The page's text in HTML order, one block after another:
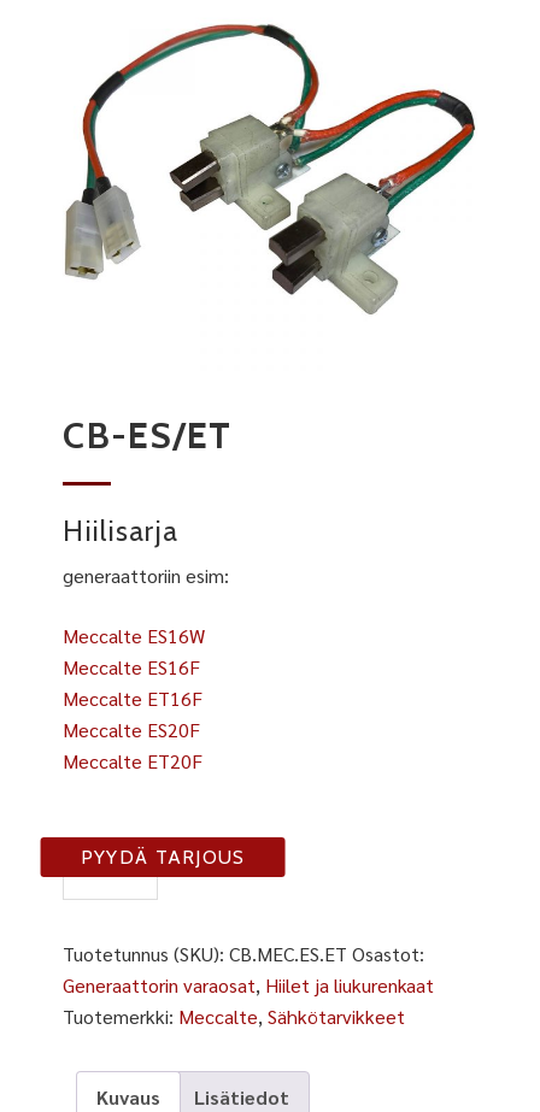
CB-ES/ET
Hiilisarja
generaattoriin esim:
Meccalte ES16W
Meccalte ES16F
Meccalte ET16F
Meccalte ES20F
Meccalte ET20F
CB-
ES/ET
PYYDÄ TARJOUS
Tuotetunnus (SKU):CB.MEC.ES.ET Osastot:
Generaattorin varaosat, Hiilet ja liukurenkaat
Tuotemerkki: Meccalte,Sähkötarvikkeet
Kuvaus Lisätiedot